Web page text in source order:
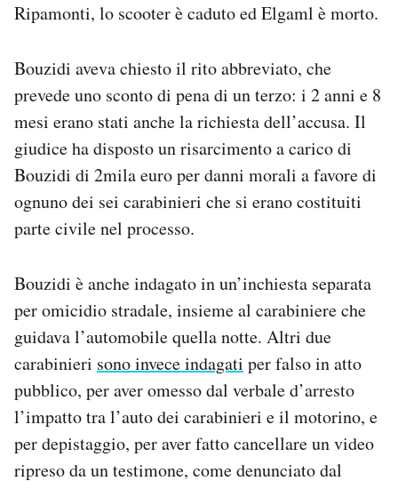
Ripamonti, lo scooter è caduto ed Elgaml è morto.
Bouzidi aveva chiesto il rito abbreviato, che
prevede uno sconto di pena di un terzo: i 2 anni e 8
mesi erano stati anche la richiesta dell’accusa. Il
giudice ha disposto un risarcimento a carico di
Bouzidi di 2mila euro per danni morali a favore di
ognuno dei sei carabinieri che si erano costituiti
parte civile nel processo.
Bouzidi è anche indagato in un’inchiesta separata
per omicidio stradale, insieme al carabiniere che
guidava l’automobile quella notte. Altri due
carabinieri sono invece indagati per falso in atto
pubblico, per aver omesso dal verbale d’arresto
l’impatto tra l’auto dei carabinieri e il motorino, e
per depistaggio, per aver fatto cancellare un video
ripreso da un testimone, come denunciato dal